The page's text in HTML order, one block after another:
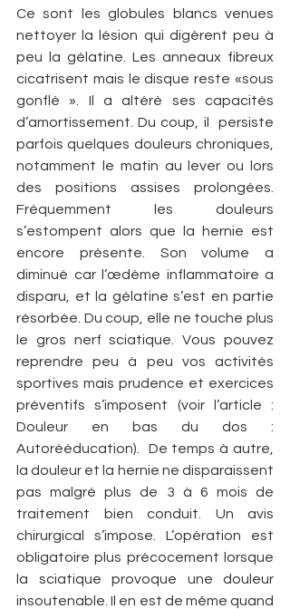
Ce sont les globules blancs venues
nettoyer la lésion qui digèrent peu à
peu la gélatine. Les anneaux fibreux
cicatrisent mais le disque reste «sous
gonflé ». Il a altéré ses capacités
d’amortissement. Du coup, il  persiste
parfois quelques douleurs chroniques,
notamment le matin au lever ou lors
des positions assises prolongées.
Fréquemment les douleurs
s’estompent alors que la hernie est
encore présente. Son volume a
diminué car l’œdème inflammatoire a
disparu, et la gélatine s’est en partie
résorbée. Du coup, elle ne touche plus
le gros nerf sciatique. Vous pouvez
reprendre peu à peu vos activités
sportives mais prudence et exercices
préventifs s’imposent (voir l’article :
Douleur en bas du dos :
Autorééducation).  De temps à autre,
la douleur et la hernie ne disparaissent
pas malgré plus de 3 à 6 mois de
traitement bien conduit. Un avis
chirurgical s’impose. L’opération est
obligatoire plus précocement lorsque
la sciatique provoque une douleur
insoutenable. Il en est de même quand